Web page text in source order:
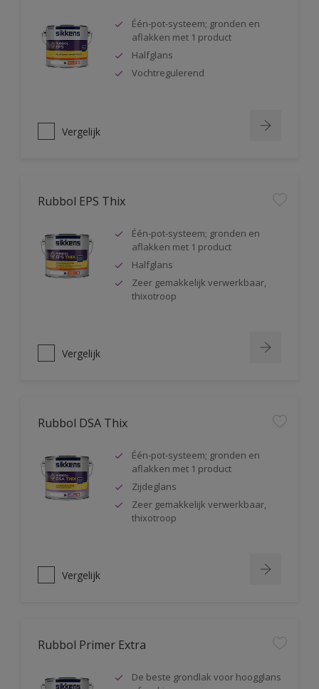
Één-pot-systeem; gronden en
aflakken met 1 product
Halfglans
Vochtregulerend
Vergelijk
Rubbol EPS Thix
Één-pot-systeem; gronden en
aflakken met 1 product
Halfglans
Zeer gemakkelijk verwerkbaar,
thixotroop
Vergelijk
Rubbol DSA Thix
Één-pot-systeem; gronden en
aflakken met 1 product
Zijdeglans
Zeer gemakkelijk verwerkbaar,
thixotroop
Vergelijk
Rubbol Primer Extra
De beste grondlak voor hoogglans